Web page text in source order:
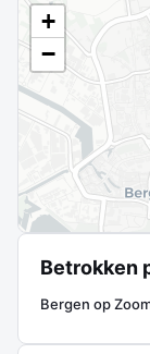
+
−
Betrokken
Bergen op